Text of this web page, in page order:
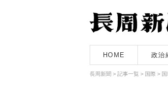
HOME 政治
長周新聞 > 記事一覧 > 国際 >